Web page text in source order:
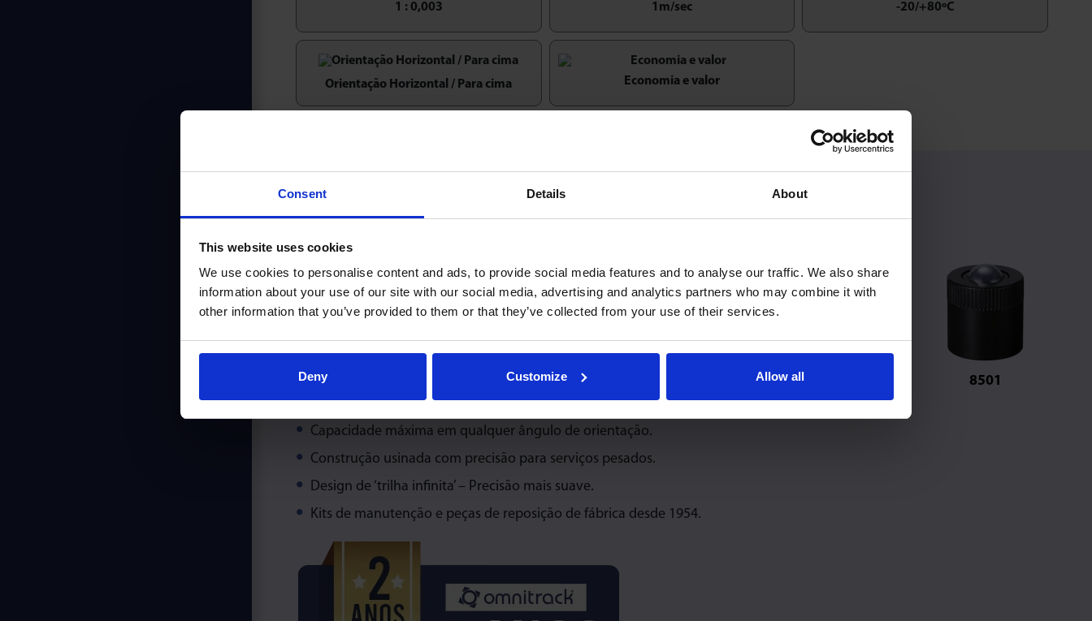
Consent Details About
This website uses cookies
We use cookies to personalise content and ads, to provide social media features and to analyse our traffic. We also share
information about your use of our site with our social media, advertising and analytics partners who may combine it with
other information that you’ve provided to them or that they’ve collected from your use of their services.
Deny Customize Allow all
1 : 0,003
1m/sec
-20/+80ºC
Orientação Horizontal / Para cima Economia e valor
Modelos similares para serviços pesados:
8501
Capacidade máxima em qualquer ângulo de orientação.
Construção usinada com precisão para serviços pesados.
Design de ‘trilha infinita’ – Precisão mais suave.
Kits de manutenção e peças de reposição de fábrica desde 1954.